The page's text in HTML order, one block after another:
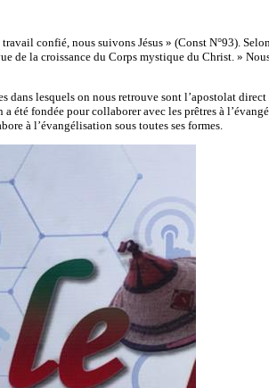
confié, nous suivons Jésus » (Const N°93).
de la croissance du Corps mystique du Christ. »
lesquels on nous retrouve sont l’apostolat
a été fondée pour collaborer avec les prêtres à
à l’évangélisation sous toutes ses formes.